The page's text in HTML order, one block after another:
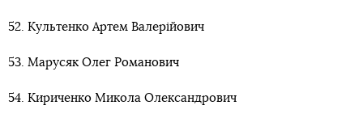
52. Культенко Артем Валерійович
53. Марусяк Олег Романович
54. Кириченко Микола Олександрович